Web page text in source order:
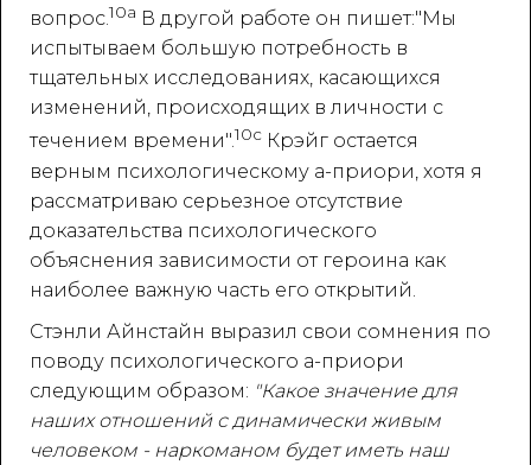
вопрос.10a В другой работе он пишет:"Мы
испытываем большую потребность в
тщательных исследованиях, касающихся
изменений, происходящих в личности с
течением времени".10c Крэйг остается
верным психологическому а-приори, хотя я
рассматриваю серьезное отсутствие
доказательства психологического
объяснения зависимости от героина как
наиболее важную часть его открытий.
Стэнли Айнстайн выразил свои сомнения по
поводу психологического а-приори
следующим образом: "Какое значение для
наших отношений с динамически живым
человеком - наркоманом будет иметь наш